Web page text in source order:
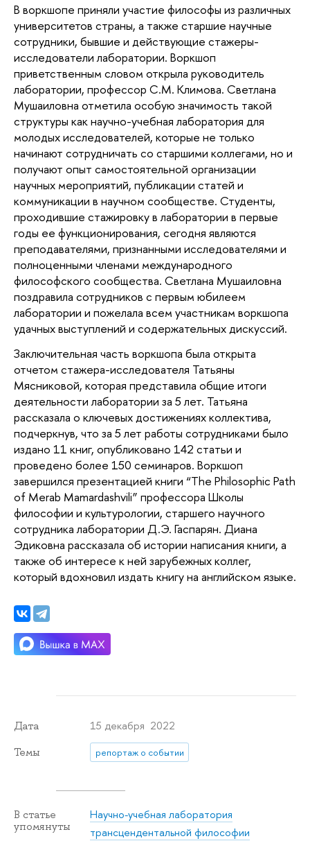
В воркшопе приняли участие философы из различных
университетов страны, а также старшие научные
сотрудники, бывшие и действующие стажеры-
исследователи лаборатории. Воркшоп
приветственным словом открыла руководитель
лаборатории, профессор С.М. Климова. Светлана
Мушаиловна отметила особую значимость такой
структуры как научно-учебная лаборатория для
молодых исследователей, которые не только
начинают сотрудничать со старшими коллегами, но и
получают опыт самостоятельной организации
научных мероприятий, публикации статей и
коммуникации в научном сообществе. Студенты,
проходившие стажировку в лаборатории в первые
годы ее функционирования, сегодня являются
преподавателями, признанными исследователями и
полноценными членами международного
философского сообщества. Светлана Мушаиловна
поздравила сотрудников с первым юбилеем
лаборатории и пожелала всем участникам воркшопа
удачных выступлений и содержательных дискуссий.
Заключительная часть воркшопа была открыта
отчетом стажера-исследователя Татьяны
Мясниковой, которая представила общие итоги
деятельности лаборатории за 5 лет. Татьяна
рассказала о ключевых достижениях коллектива,
подчеркнув, что за 5 лет работы сотрудниками было
издано 11 книг, опубликовано 142 статьи и
проведено более 150 семинаров. Воркшоп
завершился презентацией книги “The Philosophic Path
of Merab Mamardashvili” профессора Школы
философии и культурологии, старшего научного
сотрудника лаборатории Д.Э. Гаспарян. Диана
Эдиковна рассказала об истории написания книги, а
также об интересе к ней зарубежных коллег,
который вдохновил издать книгу на английском языке.
Дата 15 декабря 2022
Темы репортаж о событии
В статье
упомянуты
Научно-учебная лаборатория
трансцендентальной философии